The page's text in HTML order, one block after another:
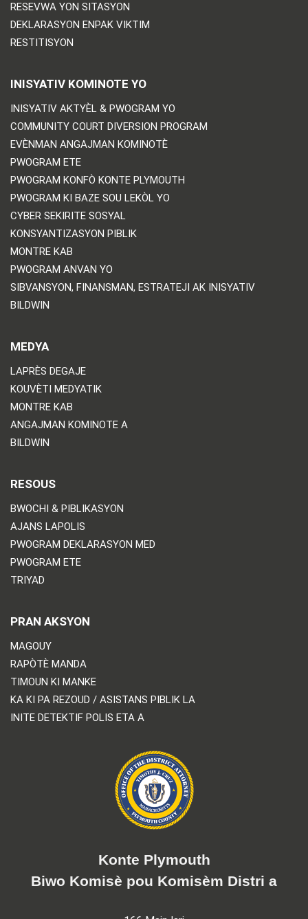
RESEVWA YON SITASYON
DEKLARASYON ENPAK VIKTIM
RESTITISYON
INISYATIV KOMINOTE YO
INISYATIV AKTYÈL & PWOGRAM YO
COMMUNITY COURT DIVERSION PROGRAM
EVÈNMAN ANGAJMAN KOMINOTÈ
PWOGRAM ETE
PWOGRAM KONFÒ KONTE PLYMOUTH
PWOGRAM KI BAZE SOU LEKÒL YO
CYBER SEKIRITE SOSYAL
KONSYANTIZASYON PIBLIK
MONTRE KAB
PWOGRAM ANVAN YO
SIBVANSYON, FINANSMAN, ESTRATEJI AK INISYATIV
BILDWIN
MEDYA
LAPRÈS DEGAJE
KOUVÈTI MEDYATIK
MONTRE KAB
ANGAJMAN KOMINOTE A
BILDWIN
RESOUS
BWOCHI & PIBLIKASYON
AJANS LAPOLIS
PWOGRAM DEKLARASYON MED
PWOGRAM ETE
TRIYAD
PRAN AKSYON
MAGOUY
RAPÒTÈ MANDA
TIMOUN KI MANKE
KA KI PA REZOUD / ASISTANS PIBLIK LA
INITE DETEKTIF POLIS ETA A
Konte Plymouth
Biwo Komisè pou Komisèm Distri a